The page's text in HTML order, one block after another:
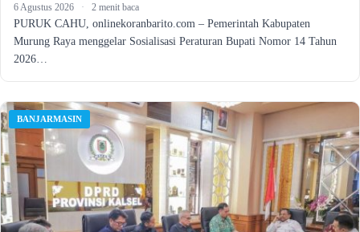
6 Agustus 2026 · 2 menit baca
PURUK CAHU, onlinekoranbarito.com – Pemerintah Kabupaten
Murung Raya menggelar Sosialisasi Peraturan Bupati Nomor 14 Tahun
2026…
BANJARMASIN